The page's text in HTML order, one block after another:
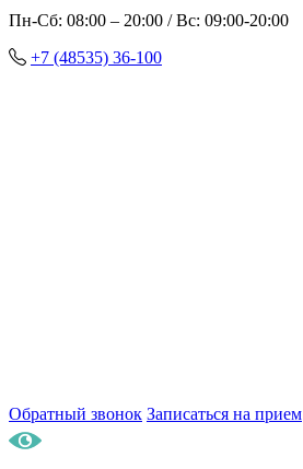
Пн-Сб: 08:00 – 20:00 / Вс: 09:00-20:00
+7 (48535) 36-100
Обратный звонок Записаться на прием